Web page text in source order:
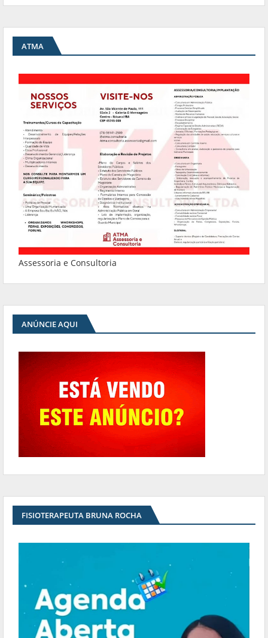
ATMA
Assessoria e Consultoria
ANÚNCIE AQUI
FISIOTERAPEUTA BRUNA ROCHA